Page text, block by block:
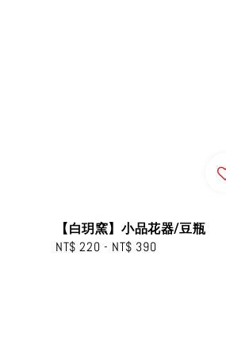
【白玥窯】小品花器/豆瓶
Regular
NT$ 220 - NT$ 390